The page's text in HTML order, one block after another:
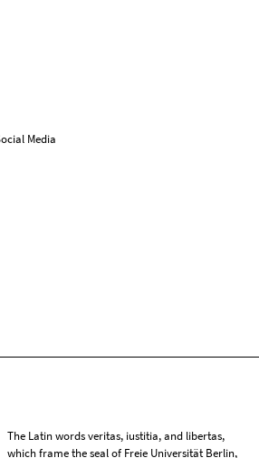
Media
The Latin words veritas, iustitia, and libertas,
which frame the seal of Freie Universität Berlin,